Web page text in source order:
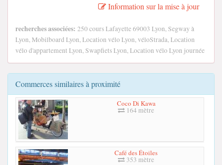
Information sur la mise à jour
recherches associées: 250 cours Lafayette 69003 Lyon, Segway à
Lyon, Mobilboard Lyon, Location vélo Lyon, véloStrada, Location
vélo d'appartement Lyon, Swapfiets Lyon, Location vélo Lyon journée
Commerces similaires à proximité
Coco Di Kawa
164 mètre
Café des Étoiles
353 mètre